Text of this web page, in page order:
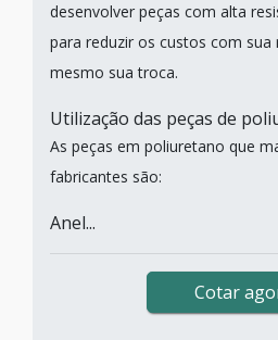
desenvolver peças com alta
para reduzir os custos com sua
mesmo sua troca.
Utilização das peças de
As peças em poliuretano que
fabricantes são:
Anel...
Cotar